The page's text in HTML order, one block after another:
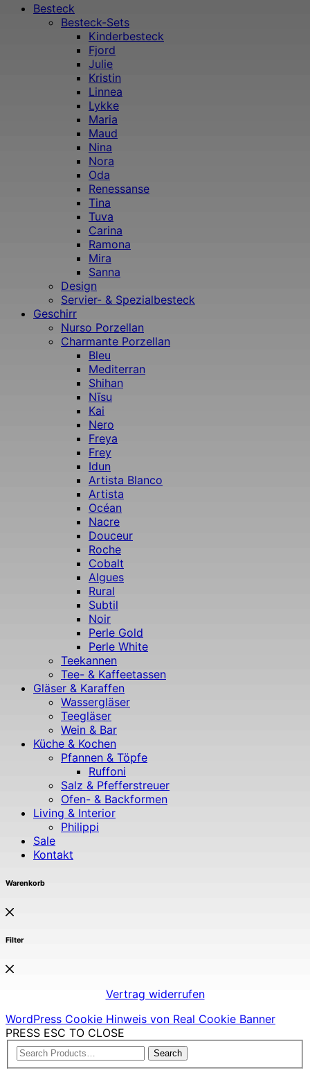
Besteck
Besteck-Sets
Kinderbesteck
Fjord
Julie
Kristin
Linnea
Lykke
Maria
Maud
Nina
Nora
Oda
Renessanse
Tina
Tuva
Carina
Ramona
Mira
Sanna
Design
Servier- & Spezialbesteck
Geschirr
Nurso Porzellan
Charmante Porzellan
Bleu
Mediterran
Shihan
Nīsu
Kai
Nero
Freya
Frey
Idun
Artista Blanco
Artista
Océan
Nacre
Douceur
Roche
Cobalt
Algues
Rural
Subtil
Noir
Perle Gold
Perle White
Teekannen
Tee- & Kaffeetassen
Gläser & Karaffen
Wassergläser
Teegläser
Wein & Bar
Küche & Kochen
Pfannen & Töpfe
Ruffoni
Salz & Pfefferstreuer
Ofen- & Backformen
Living & Interior
Philippi
Sale
Kontakt
Warenkorb
Filter
Vertrag widerrufen
WordPress Cookie Hinweis von Real Cookie Banner
PRESS ESC TO CLOSE
Search